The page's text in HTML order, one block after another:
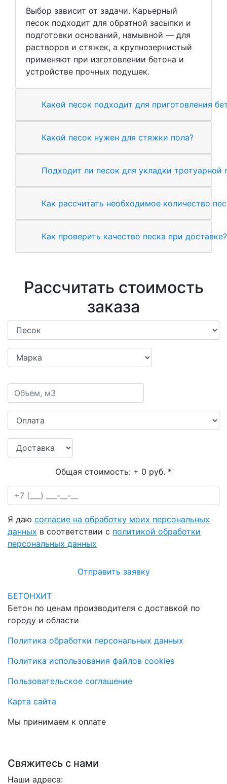
Выбор зависит от задачи. Карьерный
песок подходит для обратной засыпки и
подготовки оснований, намывной — для
растворов и стяжек, а крупнозернистый
применяют при изготовлении бетона и
устройстве прочных подушек.
Какой песок подходит для приготовления
Какой песок нужен для стяжки пола?
Подходит ли песок для укладки тротуарной
Как рассчитать необходимое количество
Как проверить качество песка при доставке?
Рассчитать стоимость
заказа
Общая стоимость: + 0 руб. *
Я даю согласие на обработку моих персональных
данных в соответствии с политикой обработки
персональных данных
Отправить заявку
БЕТОНХИТ
Бетон по ценам производителя с доставкой по
городу и области
Политика обработки персональных данных
Политика использования файлов cookies
Пользовательское соглашение
Карта сайта
Мы принимаем к оплате
Свяжитесь с нами
Наши адреса: